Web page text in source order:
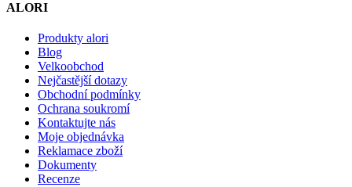
ALORI
Produkty alori
Blog
Velkoobchod
Nejčastější dotazy
Obchodní podmínky
Ochrana soukromí
Kontaktujte nás
Moje objednávka
Reklamace zboží
Dokumenty
Recenze